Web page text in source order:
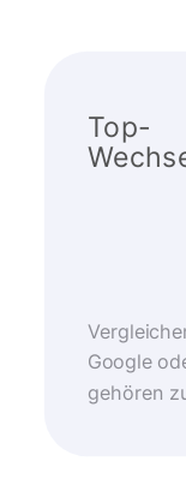
Top-
Google
gehören